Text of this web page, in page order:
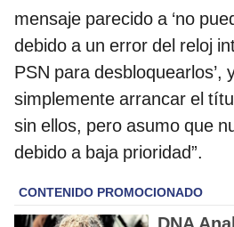
mensaje parecido a ‘no
debido a un error del reloj
PSN para desbloquearlos’,
simplemente arrancar el
sin ellos, pero asumo que
debido a baja prioridad”.